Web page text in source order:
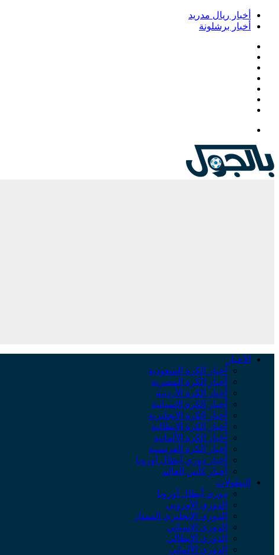
أخبار ريال مدريد
أخبار برشلونة
الأخبار
أخبار الكرة السعودية
أخبار الكرة المصرية
أخبار الكرة الأردنية
أخبار الكرة الإسبانية
أخبار الكرة الإنجليزية
أخبار الكرة الإيطالية
أخبار الكرة الألمانية
أخبار الكرة الفرنسية
أخبار دوري أبطال أوروبا
أخبار كأس العالم
البطولات
دوري أبطال أوروبا
الدوري الأوروبي
الدوري الإنجليزي الممتاز
الدوري الإسباني
الدوري الإيطالي
الدوري الألماني